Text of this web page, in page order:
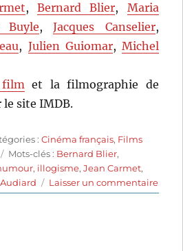
,Bernard Blier, Maria
Buyle,Jacques Canselier,
, Julien Guiomar, Michel
et la filmographie de
le site IMDB.
:Cinéma français, Films
Étiquettes
Mots-clés : Bernard Blier,
, illogisme,Jean Carmet,
Laisser un commentairesur
Bons